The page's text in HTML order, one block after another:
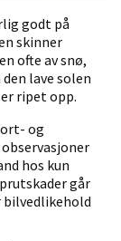
godt på
skinner
ofte av snø,
lave solen
ripet opp.
og
hos kun
går
bilvedlikehold